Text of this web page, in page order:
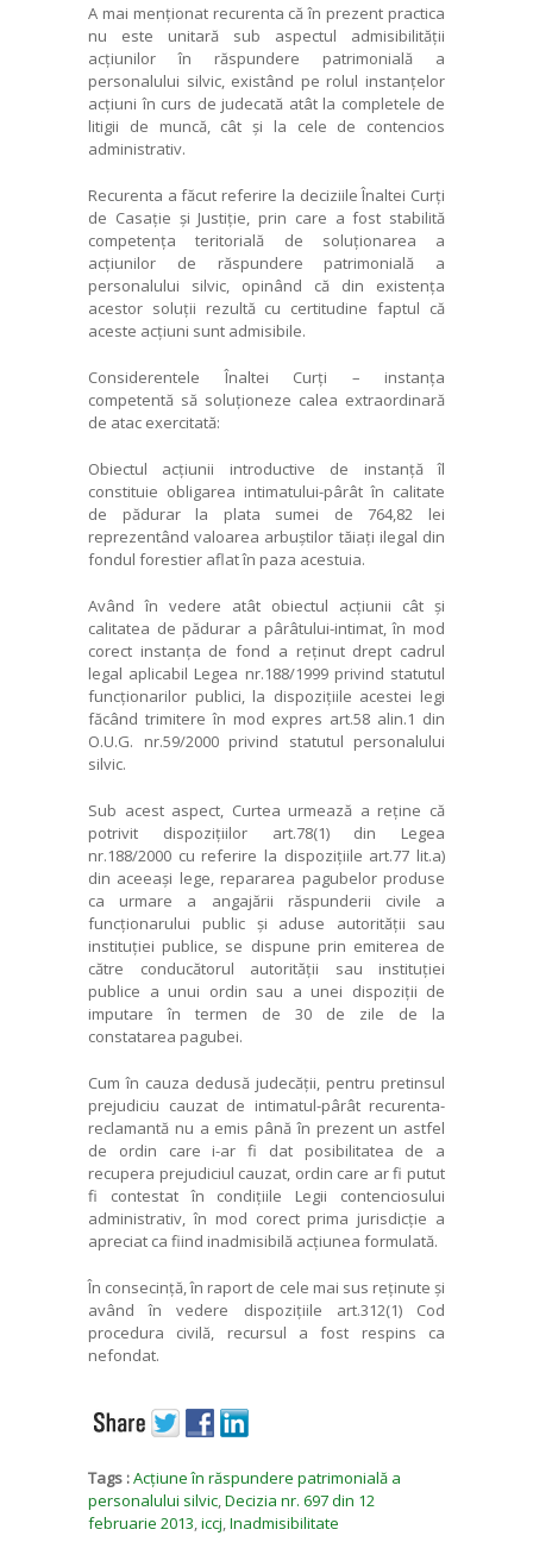
A mai menționat recurenta că în prezent practica
nu este unitară sub aspectul admisibilității
acțiunilor în răspundere patrimonială a
personalului silvic, existând pe rolul instanțelor
acțiuni în curs de judecată atât la completele de
litigii de muncă, cât și la cele de contencios
administrativ.
Recurenta a făcut referire la deciziile Înaltei Curți
de Casație și Justiție, prin care a fost stabilită
competența teritorială de soluționarea a
acțiunilor de răspundere patrimonială a
personalului silvic, opinând că din existența
acestor soluții rezultă cu certitudine faptul că
aceste acțiuni sunt admisibile.
Considerentele Înaltei Curți – instanța
competentă să soluționeze calea extraordinară
de atac exercitată:
Obiectul acțiunii introductive de instanță îl
constituie obligarea intimatului-pârât în calitate
de pădurar la plata sumei de 764,82 lei
reprezentând valoarea arbuștilor tăiați ilegal din
fondul forestier aflat în paza acestuia.
Având în vedere atât obiectul acțiunii cât și
calitatea de pădurar a pârâtului-intimat, în mod
corect instanța de fond a reținut drept cadrul
legal aplicabil Legea nr.188/1999 privind statutul
funcționarilor publici, la dispozițiile acestei legi
făcând trimitere în mod expres art.58 alin.1 din
O.U.G. nr.59/2000 privind statutul personalului
silvic.
Sub acest aspect, Curtea urmează a reține că
potrivit dispozițiilor art.78(1) din Legea
nr.188/2000 cu referire la dispozițiile art.77 lit.a)
din aceeași lege, repararea pagubelor produse
ca urmare a angajării răspunderii civile a
funcționarului public și aduse autorității sau
instituției publice, se dispune prin emiterea de
către conducătorul autorității sau instituției
publice a unui ordin sau a unei dispoziții de
imputare în termen de 30 de zile de la
constatarea pagubei.
Cum în cauza dedusă judecății, pentru pretinsul
prejudiciu cauzat de intimatul-pârât recurenta-
reclamantă nu a emis până în prezent un astfel
de ordin care i-ar fi dat posibilitatea de a
recupera prejudiciul cauzat, ordin care ar fi putut
fi contestat în condițiile Legii contenciosului
administrativ, în mod corect prima jurisdicție a
apreciat ca fiind inadmisibilă acțiunea formulată.
În consecință, în raport de cele mai sus reținute și
având în vedere dispozițiile art.312(1) Cod
procedura civilă, recursul a fost respins ca
nefondat.
Tags :Acțiune în răspundere patrimonială a
personalului silvic,Decizia nr. 697 din 12
februarie 2013,iccj,Inadmisibilitate